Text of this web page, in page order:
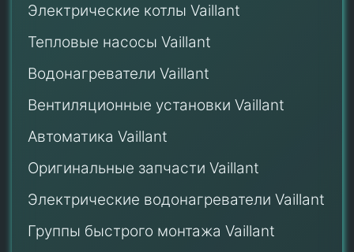
Электрические котлы Vaillant
Тепловые насосы Vaillant
Водонагреватели Vaillant
Вентиляционные установки Vaillant
Автоматика Vaillant
Оригинальные запчасти Vaillant
Электрические водонагреватели Vaillant
Группы быстрого монтажа Vaillant